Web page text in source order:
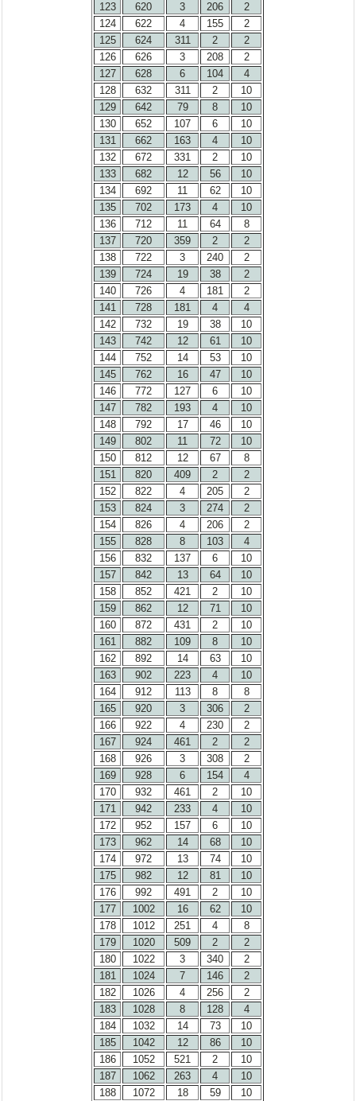
123 620 3 206
2
124
622 4 155
2
125
624 311 2
2
126
626 3 208
2
127
628 6 104
4
128
632 311 2
10
129
642 79 8
10
130
652 107 6
10
131
662 163 4
10
132
672 331 2
10
133
682 12 56
10
134
692 11 62
10
135
702 173 4
10
136
712 11 64
8
137
720 359 2
2
138
722 3 240
2
139
724 19 38
2
140
726 4 181
2
141
728 181 4
4
142
732 19 38
10
143
742 12 61
10
144
752 14 53
10
145
762 16 47
10
146
772 127 6
10
147
782 193 4
10
148
792 17 46
10
149
802 11 72
10
150
812 12 67
8
151
820 409 2
2
152
822 4 205
2
153
824 3 274
2
154
826 4 206
2
155
828 8 103
4
156
832 137 6
10
157
842 13 64
10
158
852 421 2
10
159
862 12 71
10
160
872 431 2
10
161
882 109 8
10
162
892 14 63
10
163
902 223 4
10
164
912 113 8
8
165
920 3 306
2
166
922 4 230
2
167
924 461 2
2
168
926 3 308
2
169
928 6 154
4
170
932 461 2
10
171
942 233 4
10
172
952 157 6
10
173
962 14 68
10
174
972 13 74
10
175
982 12 81
10
176
992 491 2
10
177
1002 16 62
10
178
1012 251 4
8
179
1020 509 2
2
180
1022 3 340
2
181
1024 7 146
2
182
1026 4 256
2
183
1028 8 128
4
184
1032 14 73
10
185
1042 12 86
10
186
1052 521 2
10
187
1062 263 4
10
188
1072 18 59
10